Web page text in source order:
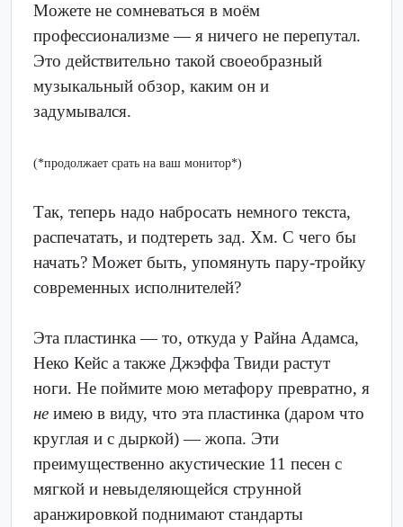
Можете не сомневаться в моём
профессионализме — я ничего не перепутал.
Это действительно такой своеобразный
музыкальный обзор, каким он и
задумывался.
(*продолжает срать на ваш монитор*)
Так, теперь надо набросать немного текста,
распечатать, и подтереть зад. Хм. С чего бы
начать? Может быть, упомянуть пару-тройку
современных исполнителей?
Эта пластинка — то, откуда у Райна Адамса,
Неко Кейс а также Джэффа Твиди растут
ноги. Не поймите мою метафору превратно, я
не имею в виду, что эта пластинка (даром что
круглая и с дыркой) — жопа. Эти
преимущественно акустические 11 песен с
мягкой и невыделяющейся струнной
аранжировкой поднимают стандарты